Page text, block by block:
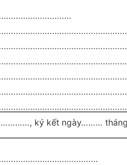
…………, ký kết ngày………